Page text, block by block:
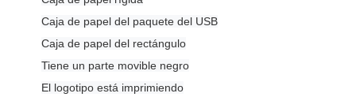
Caja de papel del paquete del USB
Caja de papel del rectángulo
Tiene un parte movible negro
El logotipo está imprimiendo